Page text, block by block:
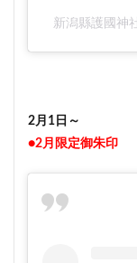
新潟縣護國神
2月1日～
●2月限定御朱印